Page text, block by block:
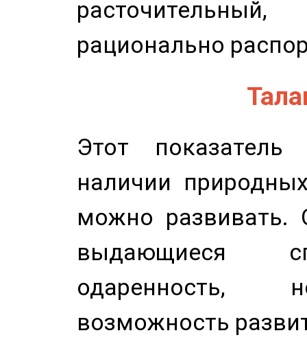
рационально
Этот показатель
наличии
можно развивать.
выдающиеся
одаренность,
возможность